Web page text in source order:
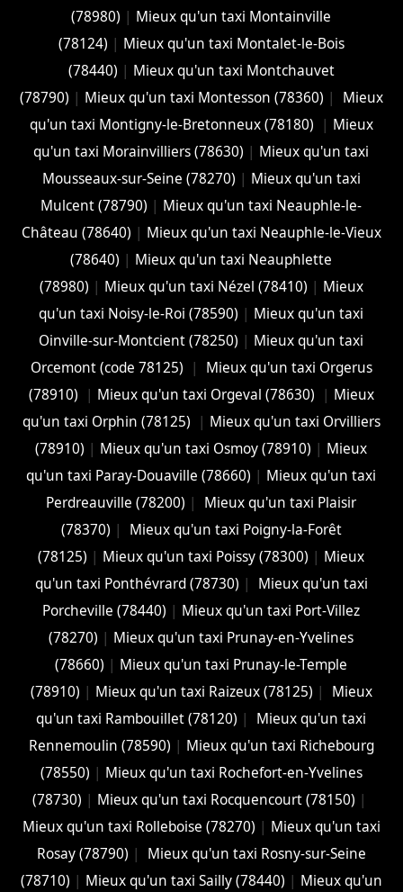
(78980) | Mieux qu'un taxi Montainville
(78124) | Mieux qu'un taxi Montalet-le-Bois
(78440) | Mieux qu'un taxi Montchauvet
(78790) | Mieux qu'un taxi Montesson (78360) |
Mieux
qu'un taxi Montigny-le-Bretonneux (78180)
| Mieux
qu'un taxi Morainvilliers (78630) | Mieux qu'un taxi
Mousseaux-sur-Seine (78270) | Mieux qu'un taxi
Mulcent (78790) | Mieux qu'un taxi Neauphle-le-
Château (78640) | Mieux qu'un taxi Neauphle-le-Vieux
(78640) | Mieux qu'un taxi Neauphlette
(78980) | Mieux qu'un taxi Nézel (78410) | Mieux
qu'un taxi Noisy-le-Roi (78590) | Mieux qu'un taxi
Oinville-sur-Montcient (78250) | Mieux qu'un taxi
Orcemont (code 78125)
|
Mieux qu'un taxi Orgerus
(78910)
| Mieux qu'un taxi Orgeval (78630) | Mieux
qu'un taxi Orphin (78125)
| Mieux qu'un taxi Orvilliers
(78910) | Mieux qu'un taxi Osmoy (78910) | Mieux
qu'un taxi Paray-Douaville (78660) | Mieux qu'un taxi
Perdreauville (78200) |
Mieux qu'un taxi Plaisir
(78370) |
Mieux qu'un taxi Poigny-la-Forêt
(78125) | Mieux qu'un taxi Poissy (78300) | Mieux
qu'un taxi Ponthévrard (78730) |
Mieux qu'un taxi
Porcheville (78440) | Mieux qu'un taxi Port-Villez
(78270) | Mieux qu'un taxi Prunay-en-Yvelines
(78660) | Mieux qu'un taxi Prunay-le-Temple
(78910) | Mieux qu'un taxi Raizeux (78125) |
Mieux
qu'un taxi Rambouillet (78120) |
Mieux qu'un taxi
Rennemoulin (78590) | Mieux qu'un taxi Richebourg
(78550) | Mieux qu'un taxi Rochefort-en-Yvelines
(78730) | Mieux qu'un taxi Rocquencourt (78150) |
Mieux qu'un taxi Rolleboise (78270) | Mieux qu'un taxi
Rosay (78790) |
Mieux qu'un taxi Rosny-sur-Seine
(78710) | Mieux qu'un taxi Sailly (78440) | Mieux qu'un